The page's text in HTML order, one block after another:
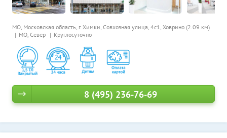
МО, Московская область, г. Химки, Совхозная улица, 4с1, Ховрино (2.09 км)
МО, Север
Круглосуточно
8 (495) 236-76-69